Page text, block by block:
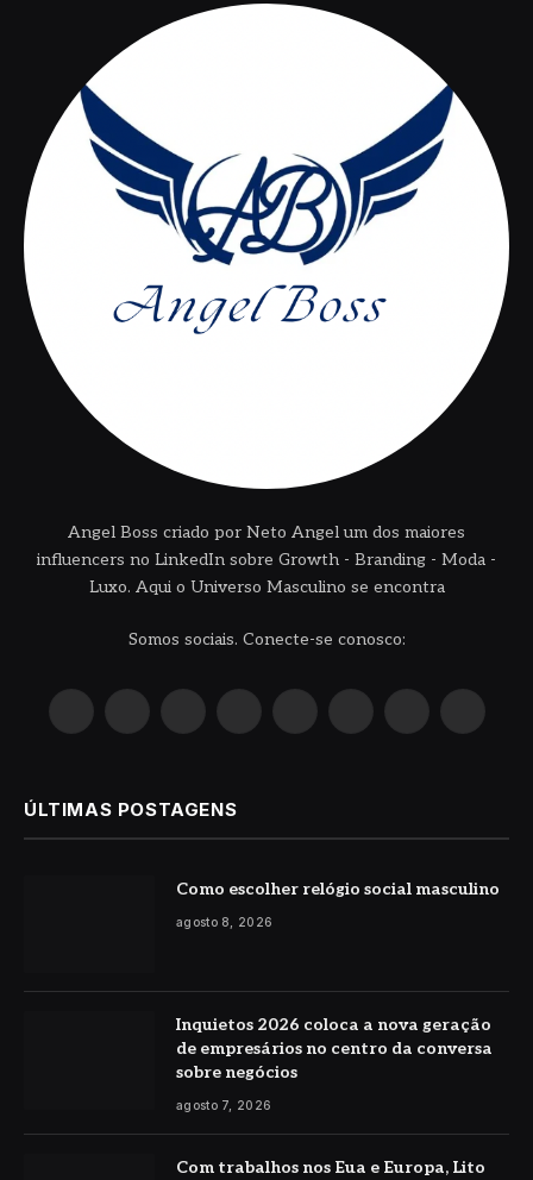
Angel Boss criado por Neto Angel um dos maiores
influencers no LinkedIn sobre Growth - Branding - Moda -
Luxo. Aqui o Universo Masculino se encontra
Somos sociais. Conecte-se conosco:
InstagramPinterestYouTube LinkedIn WhatsAppReddit TikTok
ÚLTIMAS POSTAGENS
Como escolher relógio social masculino
agosto 8, 2026
Inquietos 2026 coloca a nova geração
de empresários no centro da conversa
sobre negócios
agosto 7, 2026
Com trabalhos nos Eua e Europa, Lito